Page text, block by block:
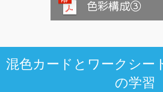
混色カードとワークシー
の学習